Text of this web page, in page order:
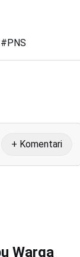
# PNS
+ Komentari
Warga